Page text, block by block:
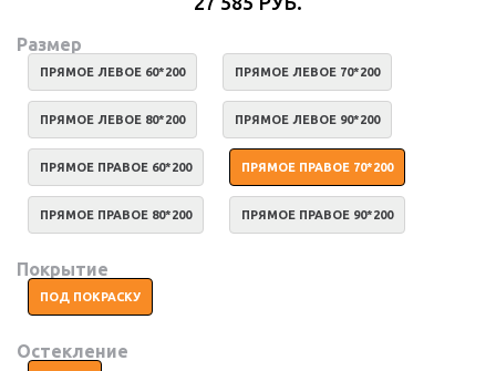
Размер
ПРЯМОЕ ЛЕВОЕ 60*200 ПРЯМОЕ ЛЕВОЕ 70*200
ПРЯМОЕ ЛЕВОЕ 80*200 ПРЯМОЕ ЛЕВОЕ 90*200
ПРЯМОЕ ПРАВОЕ 60*200 ПРЯМОЕ ПРАВОЕ 70*200
ПРЯМОЕ ПРАВОЕ 80*200 ПРЯМОЕ ПРАВОЕ 90*200
Покрытие
ПОД ПОКРАСКУ
Остекление